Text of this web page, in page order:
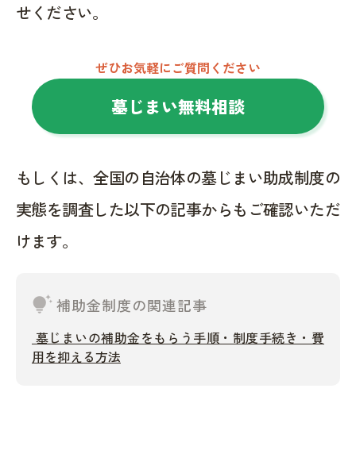
せください。
ぜひお気軽にご質問ください
墓じまい無料相談
もしくは、全国の自治体の墓じまい助成制度の
実態を調査した以下の記事からもご確認いただ
けます。
tips_and_updates補助金制度の関連記事
墓じまいの補助金をもらう手順・制度手続き・費
用を抑える方法